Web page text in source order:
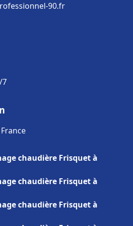
90.fr
7
chaudière Frisquet à
chaudière Frisquet à
chaudière Frisquet à